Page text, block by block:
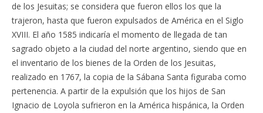
de los Jesuitas; se considera que fueron ellos los que la
trajeron, hasta que fueron expulsados de América en el Siglo
XVIII. El año 1585 indicaría el momento de llegada de tan
sagrado objeto a la ciudad del norte argentino, siendo que en
el inventario de los bienes de la Orden de los Jesuitas,
realizado en 1767, la copia de la Sábana Santa figuraba como
pertenencia. A partir de la expulsión que los hijos de San
Ignacio de Loyola sufrieron en la América hispánica, la Orden